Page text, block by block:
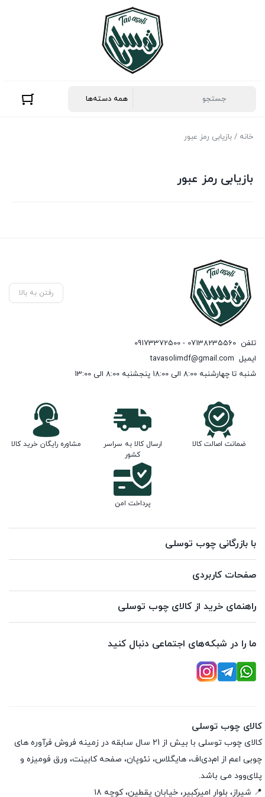
خانه / بازیابی رمز عبور
بازیابی رمز عبور
رفتن به بالا
تلفن 07138235560 - 09173372500
ایمیل tavasolimdf@gmail.com
شنبه تا چهارشنبه 8:00 الی 18:00 پنجشنبه 8:00 الی 13:00
ضمانت اصالت کالا
ارسال کالا به سراسر
کشور
مشاوره رایگان خرید کالا
پرداخت امن
با بازرگانی چوب توسلی
صفحات کاربردی
راهنمای خرید از کالای چوب توسلی
ما را در شبکه‌های اجتماعی دنبال کنید
کالای چوب توسلی
کالای چوب توسلی با بیش از 21 سال سابقه در زمینه فروش فرآوره های
چوبی اعم از ام‌دی‌اف، هایگلاس، نئوپان، صفحه کابینت، ورق فومیزه و
پلای‌وود می باشد.
📍 شیراز، بلوار امیرکبیر، خیابان یقطین، کوچه ۱۸